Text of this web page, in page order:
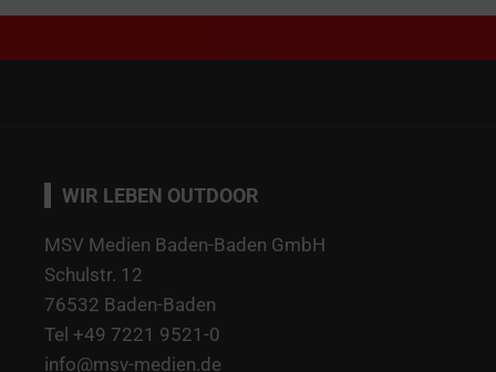
WIR LEBEN OUTDOOR
MSV Medien Baden-Baden GmbH
Schulstr. 12
76532 Baden-Baden
Tel +49 7221 9521-0
info@msv-medien.de